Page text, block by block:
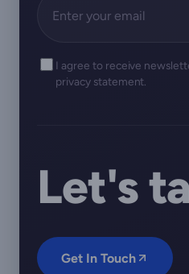
I agree to receive
privacy statement.
Let's
Get In Touch